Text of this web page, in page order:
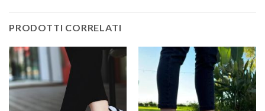
PRODOTTI CORRELATI